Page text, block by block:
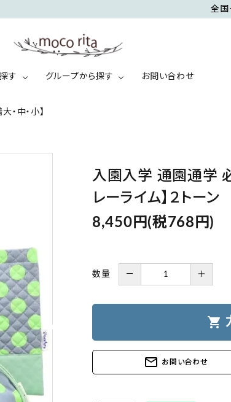
全
す グループから探す
パ
お問い合わせ
・中・小】
入園入学 通園通学
レーライム】２トーン
8,450円(税768円)
数量 － ＋
shopping_cart
mail_outline お問い合わせ